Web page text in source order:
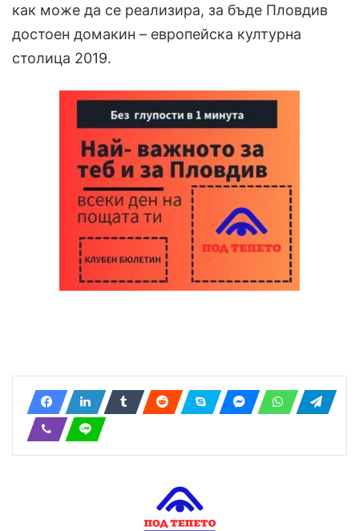
как може да се реализира, за бъде Пловдив
достоен домакин – европейска културна
столица 2019.